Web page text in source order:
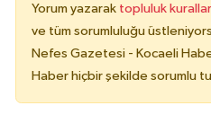
Yorum yazarak topluluk
ve tüm sorumluluğu
Nefes Gazetesi - Kocaeli
Haber hiçbir şekilde sorumlu